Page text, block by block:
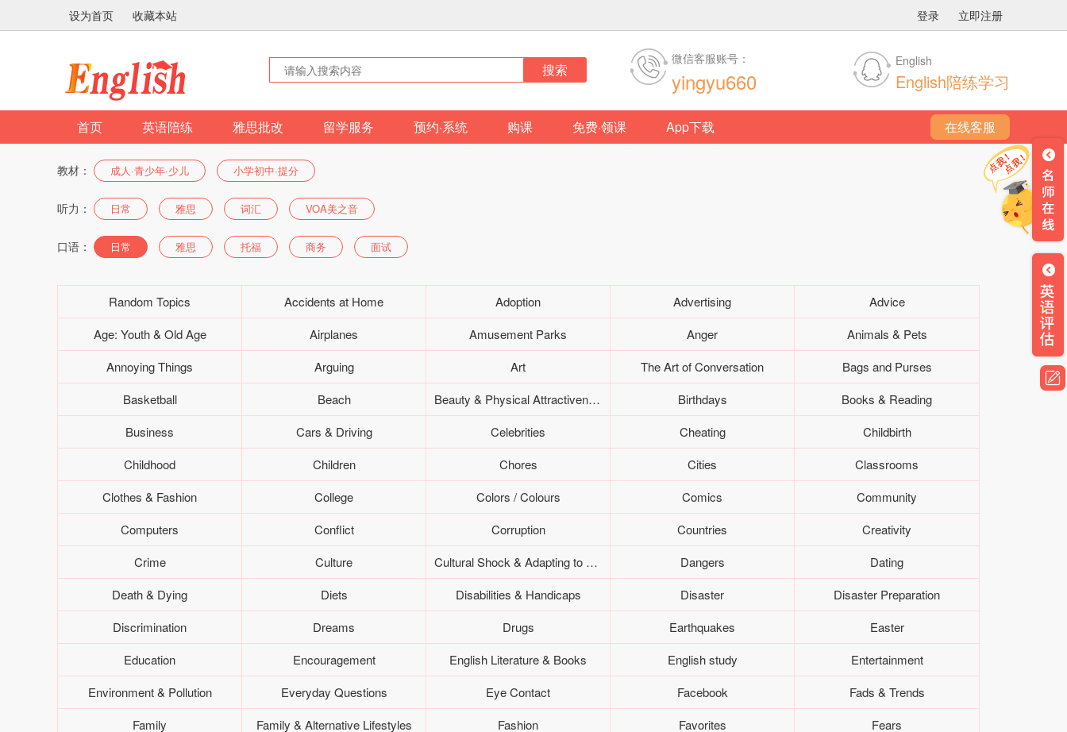
设为首页 收藏本站 登录 立即注册
搜索
微信客服账号：
yingyu660
English
English陪练学习
首页 英语陪练 雅思批改 留学服务 预约·系统 购课 免费·领课 App下载 在线客服
教材： 成人·青少年·少儿 小学初中·提分
听力： 日常 雅思 词汇 VOA美之音
口语： 日常 雅思 托福 商务 面试
Random Topics Accidents at Home Adoption Advertising
Advice
Age: Youth & Old Age
Airplanes Amusement Parks Anger
Animals & Pets
Annoying Things
Arguing Art The Art of Conversation
Bags and Purses
Basketball
Beach Beauty & Physical Attractiveness Birthdays
Books & Reading
Business
Cars & Driving Celebrities Cheating
Childbirth
Childhood
Children Chores Cities
Classrooms
Clothes & Fashion
College Colors / Colours Comics
Community
Computers
Conflict Corruption Countries
Creativity
Crime
Culture Cultural Shock & Adapting to Canada Dangers
Dating
Death & Dying
Diets Disabilities & Handicaps Disaster
Disaster Preparation
Discrimination
Dreams Drugs Earthquakes
Easter
Education
Encouragement English Literature & Books English study
Entertainment
Environment & Pollution
Everyday Questions Eye Contact Facebook
Fads & Trends
Family
Family & Alternative Lifestyles Fashion Favorites
Fears